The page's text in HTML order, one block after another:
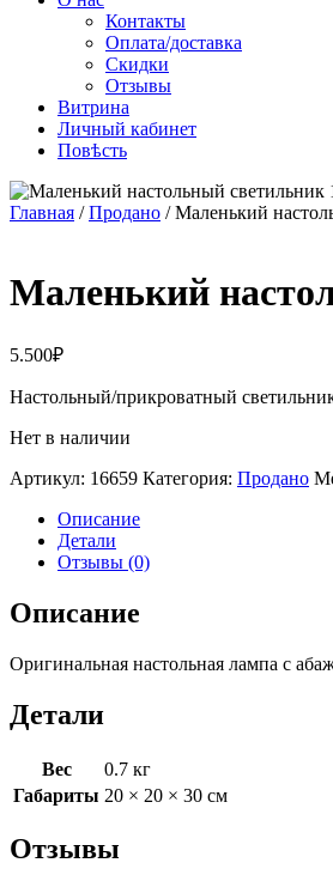
Контакты
Оплата/доставка
Скидки
Отзывы
Витрина
Личный кабинет
Повѣсть
Главная /Продано / Маленький
Маленький
5.500₽
Настольный/прикроватный
Нет в наличии
Артикул: 16659 Категория: Продано
Описание
Детали
Отзывы (0)
Описание
Оригинальная настольная лампа с
Детали
Вес
0.7 кг
Габариты 20 × 20 × 30 см
Отзывы